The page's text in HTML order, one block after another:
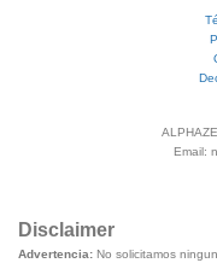
Email:
Disclaimer
Advertencia: No solicitamos